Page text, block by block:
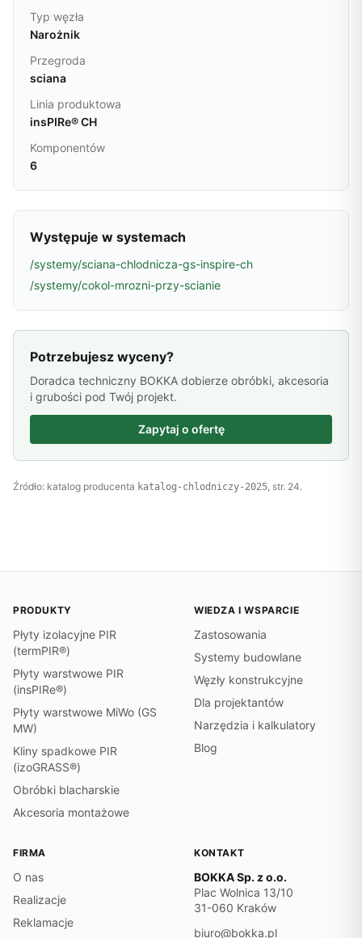
Typ węzła
Narożnik
Przegroda
sciana
Linia produktowa
insPIRe® CH
Komponentów
6
Występuje w systemach
/systemy/sciana-chlodnicza-gs-inspire-ch
/systemy/cokol-mrozni-przy-scianie
Potrzebujesz wyceny?
Doradca techniczny BOKKA dobierze obróbki, akcesoria
i grubości pod Twój projekt.
Zapytaj o ofertę
Źródło: katalog producenta katalog-chlodniczy-2025, str. 24.
PRODUKTY
Płyty izolacyjne PIR
(termPIR®)
Płyty warstwowe PIR
(insPIRe®)
Płyty warstwowe MiWo (GS
MW)
Kliny spadkowe PIR
(izoGRASS®)
Obróbki blacharskie
Akcesoria montażowe
WIEDZA I WSPARCIE
Zastosowania
Systemy budowlane
Węzły konstrukcyjne
Dla projektantów
Narzędzia i kalkulatory
Blog
FIRMA
O nas
Realizacje
Reklamacje
KONTAKT
BOKKA Sp. z o.o.
Plac Wolnica 13/10
31-060 Kraków
biuro@bokka.pl